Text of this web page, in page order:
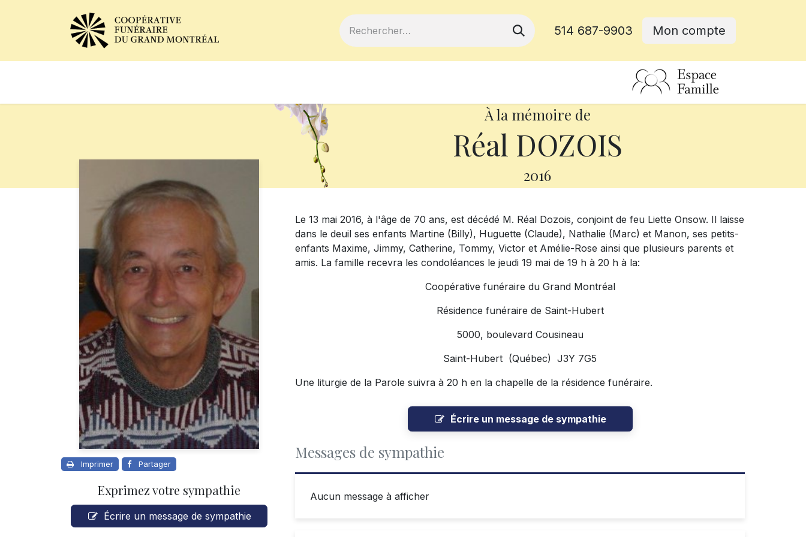
514 687-9903 Mon compte
À la mémoire de
Réal DOZOIS
2016
Imprimer Partager
Exprimez votre sympathie
Écrire un message de sympathie
Le 13 mai 2016, à l'âge de 70 ans, est décédé M. Réal Dozois, conjoint de feu Liette Onsow. Il laisse
dans le deuil ses enfants Martine (Billy), Huguette (Claude), Nathalie (Marc) et Manon, ses petits-
enfants Maxime, Jimmy, Catherine, Tommy, Victor et Amélie-Rose ainsi que plusieurs parents et
amis. La famille recevra les condoléances le jeudi 19 mai de 19 h à 20 h à la:
Coopérative funéraire du Grand Montréal
Résidence funéraire de Saint-Hubert
5000, boulevard Cousineau
Saint-Hubert (Québec) J3Y 7G5
Une liturgie de la Parole suivra à 20 h en la chapelle de la résidence funéraire.
Écrire un message de sympathie
Messages de sympathie
Aucun message à afficher